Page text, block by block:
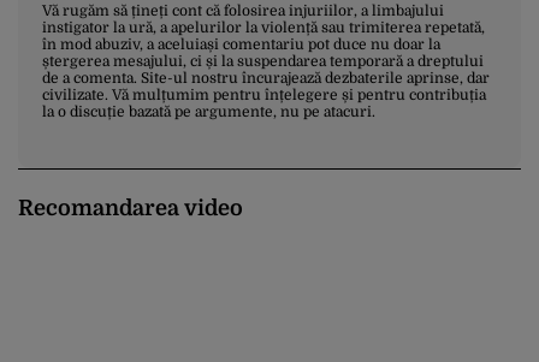
Vă rugăm să țineți cont că folosirea injuriilor, a limbajului
instigator la ură, a apelurilor la violență sau trimiterea repetată,
în mod abuziv, a aceluiași comentariu pot duce nu doar la
ștergerea mesajului, ci și la suspendarea temporară a dreptului
de a comenta. Site-ul nostru încurajează dezbaterile aprinse, dar
civilizate. Vă mulțumim pentru înțelegere și pentru contribuția
la o discuție bazată pe argumente, nu pe atacuri.
Recomandarea video